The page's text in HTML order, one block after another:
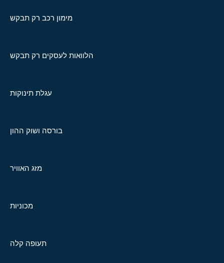
מימון רכב רק תבקש
הלוואות לעסקים רק תבקש
עגלת תינוקות
בורסה ושוק ההון
מזג האוויר
מכוניות
תעופה קלה